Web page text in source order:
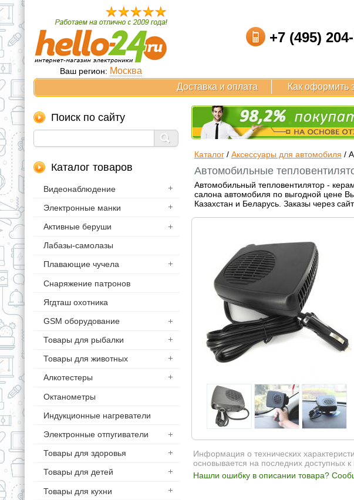
Ваш регион: Москва
+7 (495)
Доставка и оплата Как оформить
Поиск по сайту
Каталог товаров
Видеонаблюдение
Электронные манки
Активные беруши
Лабазы-самолазы
Плавающие чучела
Снаряжение патронов
Ягдташ охотника
GSM оборудование
Товары для рыбалки
Товары для животных
Алкотестеры
Октанометры
Индукционные нагреватели
Электронные отпугиватели
Товары для здоровья
Товары для детей
Товары для кухни
Каталог/ Аксессуары для автомобиля /
Автомобильные
Автомобильный тепловентилятор -
салона автомобиля по выгодной цене
Казахстан и Беларусь. Заказы через
Информация о технических
основывается на последних доступных
Нашли ошибку в описании товара?